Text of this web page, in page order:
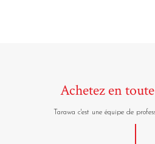
Achetez en
Tarawa c'est une équipe de